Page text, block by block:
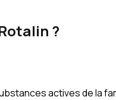
?
actives de la